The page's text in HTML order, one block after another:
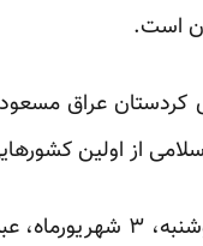
است.
کردستان عراق
از اولین
اسلامی هم